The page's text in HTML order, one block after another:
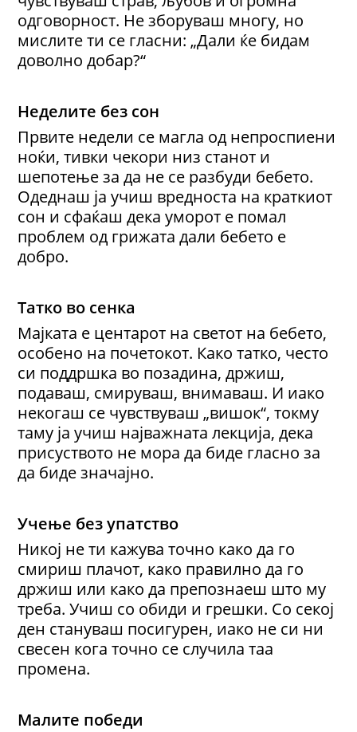
одговорност. Не зборуваш многу, но
мислите ти се гласни: „Дали ќе бидам
доволно добар?“
Неделите без сон
Првите недели се магла од непроспиени
ноќи, тивки чекори низ станот и
шепотење за да не се разбуди бебето.
Одеднаш ја учиш вредноста на краткиот
сон и сфаќаш дека уморот е помал
проблем од грижата дали бебето е
добро.
Татко во сенка
Мајката е центарот на светот на бебето,
особено на почетокот. Како татко, често
си поддршка во позадина, држиш,
подаваш, смируваш, внимаваш. И иако
некогаш се чувствуваш „вишок“, токму
таму ја учиш најважната лекција, дека
присуството не мора да биде гласно за
да биде значајно.
Учење без упатство
Никој не ти кажува точно како да го
смириш плачот, како правилно да го
држиш или како да препознаеш што му
треба. Учиш со обиди и грешки. Со секој
ден стануваш посигурен, иако не си ни
свесен кога точно се случила таа
промена.
Малите победи